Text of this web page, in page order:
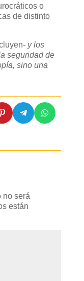
o
de distinto
y los
seguridad de
sino una
no será
están